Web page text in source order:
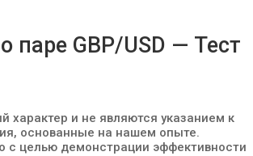
паре GBP/USD — Тест
и не являются указанием к
основанные на нашем опыте.
с целью демонстрации эффективности